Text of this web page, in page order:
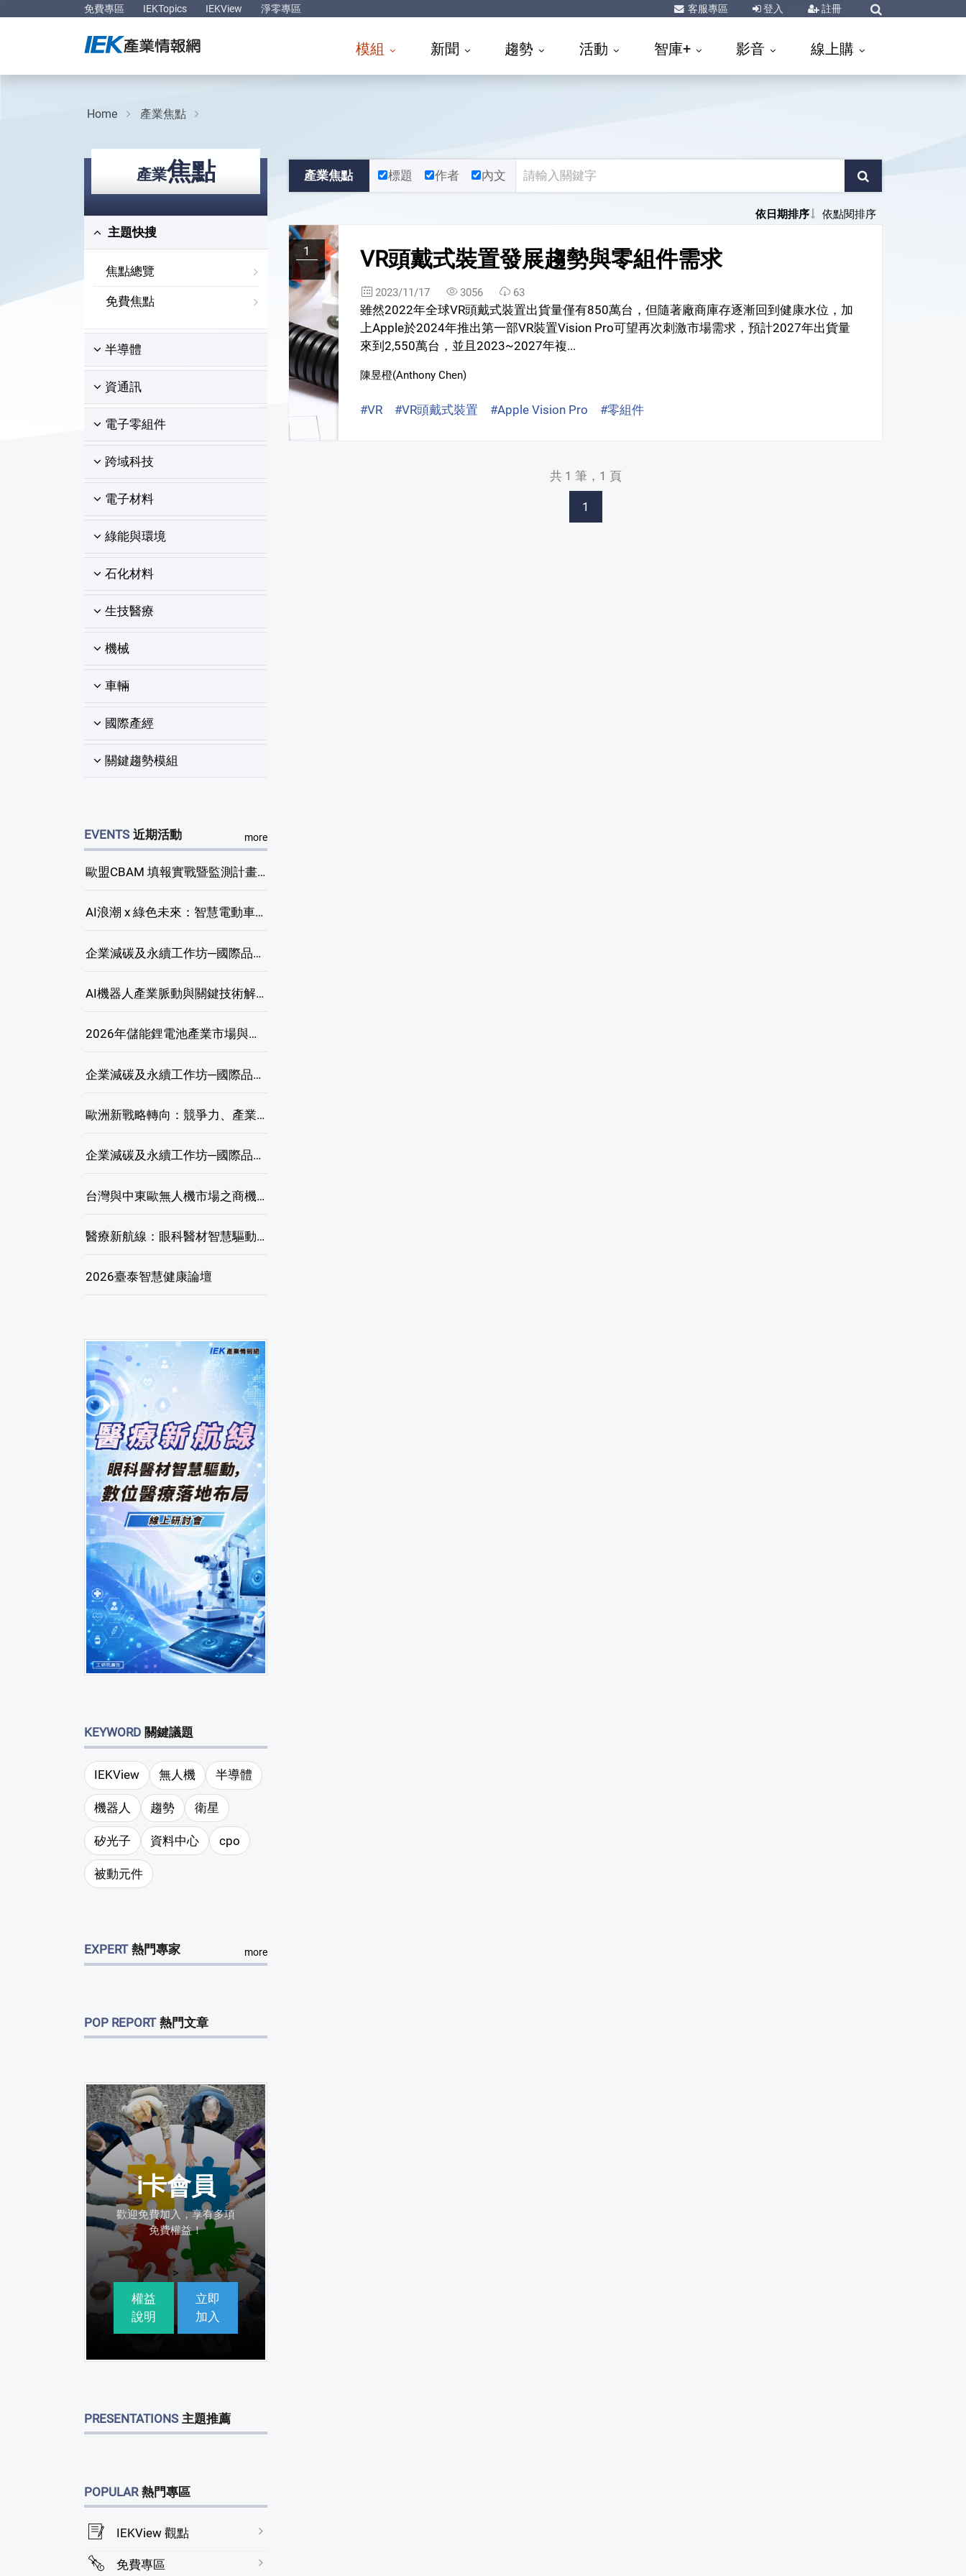
免費專區 IEKTopics IEKView 淨零專區 客服專區 登入 註冊
模組 新聞 趨勢 活動 智庫+ 影音 線上購
Home 產業焦點
產業焦點
主題快搜
焦點總覽
免費焦點
半導體
資通訊
電子零組件
跨域科技
電子材料
綠能與環境
石化材料
生技醫療
機械
車輛
國際產經
關鍵趨勢模組
EVENTS 近期活動 more
歐盟CBAM 填報實戰暨監測計畫說明會(臺中場)
AI浪潮 x 綠色未來：智慧電動車新商機研討會
企業減碳及永續工作坊─國際品牌綠色供應鏈永續管理與實務演練(臺中場)
AI機器人產業脈動與關鍵技術解析研討會
2026年儲能鋰電池產業市場與技術發展線上研討會
企業減碳及永續工作坊─國際品牌綠色供應鏈永續管理與實務演練(高雄場)
歐洲新戰略轉向：競爭力、產業自主與供應鏈重塑線上研討會
企業減碳及永續工作坊─國際品牌綠色供應鏈永續管理與實務演練(臺北場)
台灣與中東歐無人機市場之商機與挑戰座談會
醫療新航線：眼科醫材智慧驅動，數位醫療落地布局線上研討會
2026臺泰智慧健康論壇
KEYWORD 關鍵議題
IEKView 無人機 半導體
機器人 趨勢 衛星
矽光子 資料中心 cpo
被動元件
EXPERT 熱門專家 more
POP REPORT 熱門文章
i卡會員
歡迎免費加入，享有多項
免費權益！
>
權益
說明
立即
加入
PRESENTATIONS 主題推薦
POPULAR 熱門專區
IEKView 觀點
免費專區
產業焦點 標題 作者 內文
依日期排序 依點閱排序
1 VR頭戴式裝置發展趨勢與零組件需求
2023/11/17 3056 63
雖然2022年全球VR頭戴式裝置出貨量僅有850萬台，但隨著廠商庫存逐漸回到健康水位，加
上Apple於2024年推出第一部VR裝置Vision Pro可望再次刺激市場需求，預計2027年出貨量
來到2,550萬台，並且2023~2027年複...
陳昱橙(Anthony Chen)
#VR #VR頭戴式裝置 #Apple Vision Pro #零組件
共 1 筆，1 頁
1